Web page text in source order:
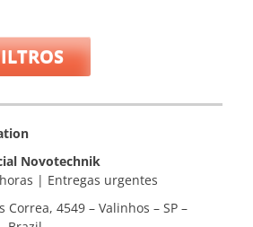
Novotechnik
| Entregas urgentes
Correa, 4549 – Valinhos – SP –